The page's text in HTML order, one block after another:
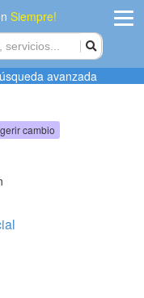
Siempre!
Agregar
avanzada
cambio